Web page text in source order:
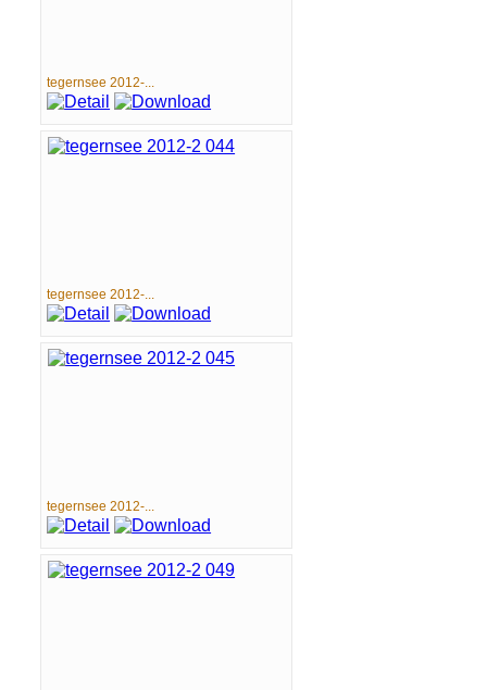
tegernsee 2012-...
tegernsee 2012-...
tegernsee 2012-...